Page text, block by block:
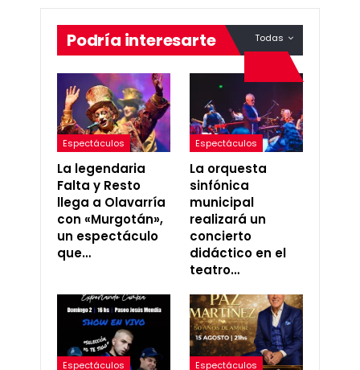
Todas
Podría interesarte
Espectáculos
La legendaria
Falta y Resto
llega a Olavarría
con «Murgotán»,
un espectáculo
que…
Espectáculos
La orquesta
sinfónica
municipal
realizará un
concierto
didáctico en el
teatro…
Espectáculos Espectáculos